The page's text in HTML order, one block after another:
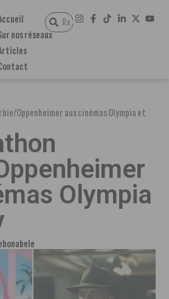
nos réseaux
Oppenheimer aux cinémas Olympia et
Olympia